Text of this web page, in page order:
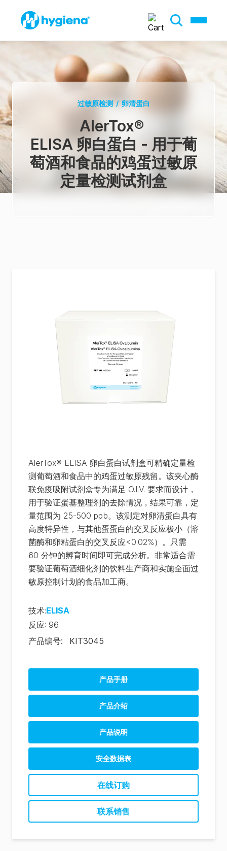
过敏原检测 / 卵清蛋白
AlerTox®
ELISA 卵白蛋白 - 用于葡
萄酒和食品的鸡蛋过敏原
定量检测试剂盒
AlerTox® ELISA 卵白蛋白试剂盒可精确定量检
测葡萄酒和食品中的鸡蛋过敏原残留。该夹心酶
联免疫吸附试剂盒专为满足 O.I.V. 要求而设计，
用于验证蛋基整理剂的去除情况，结果可靠，定
量范围为 25-500 ppb。该测定对卵清蛋白具有
高度特异性，与其他蛋蛋白的交叉反应极小（溶
菌酶和卵粘蛋白的交叉反应<0.02%）。只需
60 分钟的孵育时间即可完成分析。非常适合需
要验证葡萄酒细化剂的饮料生产商和实施全面过
敏原控制计划的食品加工商。
技术:ELISA
反应: 96
产品编号: KIT3045
产品手册
Allergen Product Range (CN)
产品介绍
AlerTox ELISA Product Sheet (ES)
产品说明
AlerTox ELISA Ovalbumin Instructions (ES)
安全数据表
在线订购
联系销售